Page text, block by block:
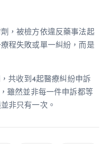
，被檢方依違反藥事法起
程失敗或單一糾紛，而是
共收到4起醫療糾紛申訴
雖然並非每一件申訴都等
非只有一次。